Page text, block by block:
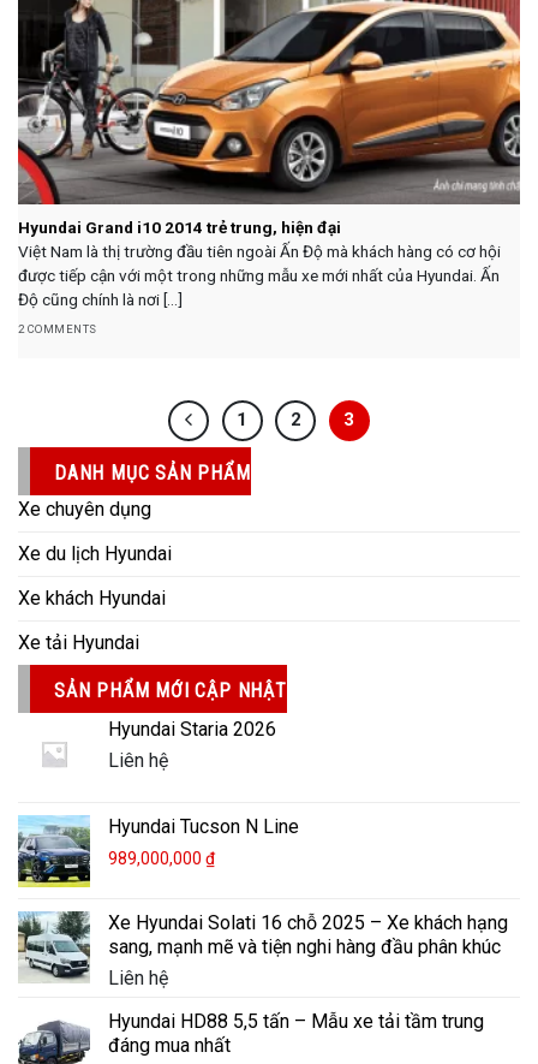
Hyundai Grand i10 2014 trẻ trung, hiện đại
Việt Nam là thị trường đầu tiên ngoài Ấn Độ mà khách hàng có cơ hội
được tiếp cận với một trong những mẫu xe mới nhất của Hyundai. Ấn
Độ cũng chính là nơi [...]
2 COMMENTS
1 2 3
DANH MỤC SẢN PHẨM
Xe chuyên dụng
Xe du lịch Hyundai
Xe khách Hyundai
Xe tải Hyundai
SẢN PHẨM MỚI CẬP NHẬT
Hyundai Staria 2026
Liên hệ
Hyundai Tucson N Line
989,000,000 ₫
Xe Hyundai Solati 16 chỗ 2025 – Xe khách hạng
sang, mạnh mẽ và tiện nghi hàng đầu phân khúc
Liên hệ
Hyundai HD88 5,5 tấn – Mẫu xe tải tầm trung
đáng mua nhất